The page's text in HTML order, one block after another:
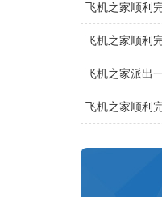
飞机之家顺利
飞机之家顺利
飞机之家顺利